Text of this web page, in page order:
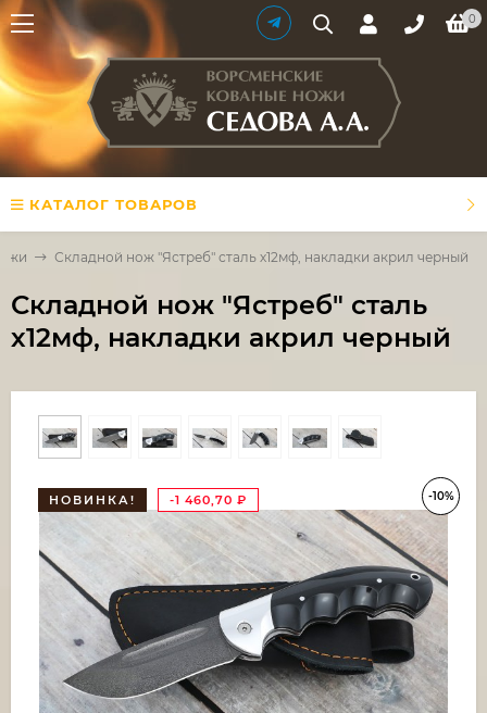
0
КАТАЛОГ ТОВАРОВ
Складной нож "Ястреб" сталь х12мф, накладки акрил черный
Складной нож "Ястреб" сталь
х12мф, накладки акрил черный
-10%
НОВИНКА! -1 460,70 ₽